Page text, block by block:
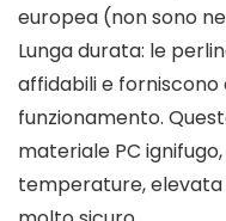
europea (non sono
Lunga durata: le
affidabili e forniscono
funzionamento.
materiale PC
temperature, elevata